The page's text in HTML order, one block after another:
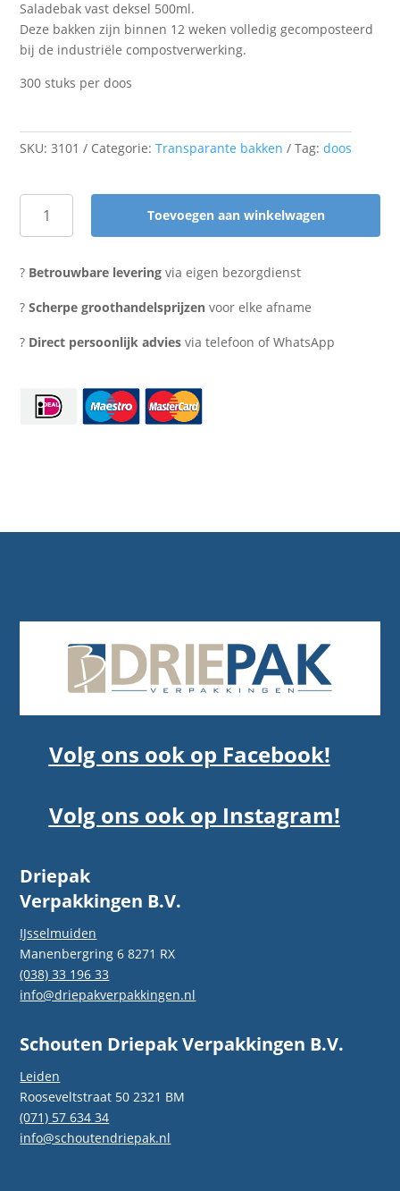
Saladebak vast deksel 500ml.
Deze bakken zijn binnen 12 weken volledig gecomposteerd
bij de industriële compostverwerking.
300 stuks per doos
SKU:3101 Categorie:Transparante bakken Tag:doos
Composteerbaar
met
deksel
vegware
Toevoegen aan winkelwagen
? Betrouwbare levering via eigen bezorgdienst
?Scherpe groothandelsprijzen voor elke afname
? Direct persoonlijk advies via telefoon of WhatsApp
Volg ons ook op Facebook!
Volg ons ook op Instagram!
Driepak
Verpakkingen B.V.
IJsselmuiden
Manenbergring 6 8271 RX
(038) 33 196 33
info@driepakverpakkingen.nl
Schouten Driepak Verpakkingen B.V.
Leiden
Rooseveltstraat 50 2321 BM
(071) 57 634 34
info@schoutendriepak.nl